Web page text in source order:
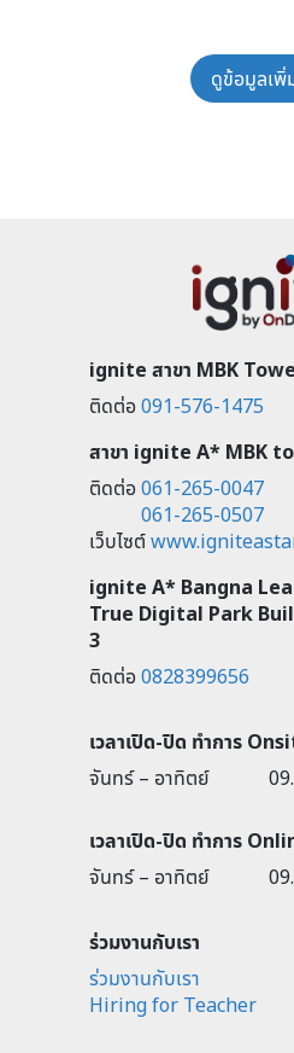
ดูข้อมูลเพิ่
ignite สาขา MBK
ติดต่อ091-576-1475
สาขา ignite A* MBK
ติดต่อ061-265-0047
061-265-0507
เว็บไซต์
ignite A* Bangna
True Digital Park
3
ติดต่อ0828399656
เวลาเปิด-ปิด ทำการ
จันทร์ – อาทิตย์
เวลาเปิด-ปิด ทำการ
จันทร์ – อาทิตย์
ร่วมงานกับเรา
ร่วมงานกับเรา
Hiring for Teacher